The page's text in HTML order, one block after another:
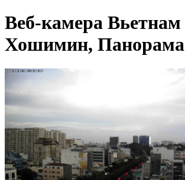
Веб-камера Вьетнам
Хошимин, Панорама